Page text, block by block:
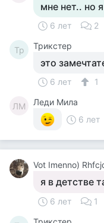
мне нет.. но
6 лет 2
Tp Tpикcтep
это
6 лет 1
ЛМ
Леди Мила
6 лет
Vot Imenno)
я в детстве
6 лет 1